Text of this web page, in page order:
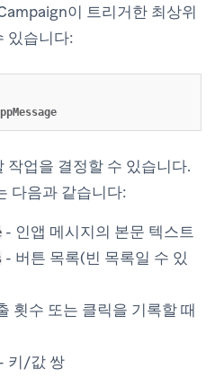
이 트리거한 최상위
있습니다:
작업을 결정할 수 있습니다.
다음과 같습니다:
- 인앱 메시지의 본문 텍스트
- 버튼 목록(빈 목록일 수 있
횟수 또는 클릭을 기록할 때
- 키/값 쌍